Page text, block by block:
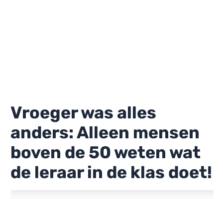
Vroeger was alles
anders: Alleen mensen
boven de 50 weten wat
de leraar in de klas doet!